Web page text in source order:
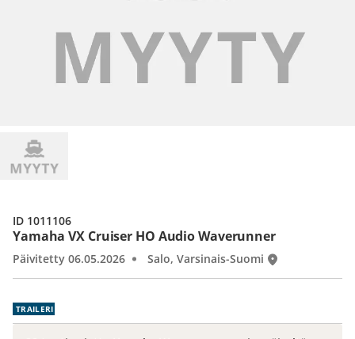
Yamaha VX Cruiser HO Audio Waverunner
Päivitetty 06.05.2026 Salo, Varsinais-Suomi
ID 1011106
TRAILERI